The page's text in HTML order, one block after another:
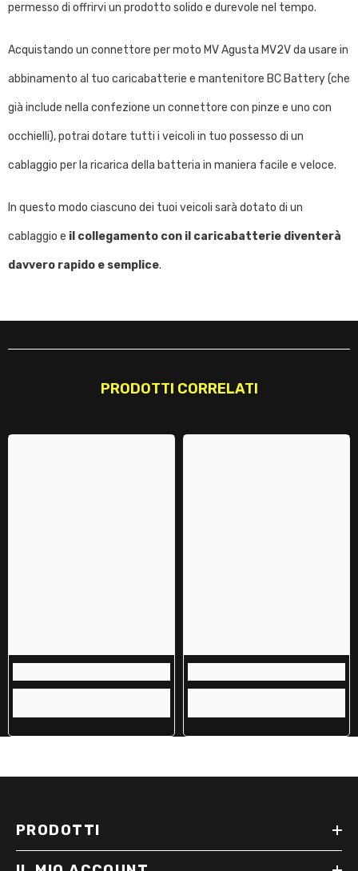
permesso di offrirvi un prodotto solido e durevole nel tempo.
Acquistando un connettore per moto MV Agusta MV2V da usare in
abbinamento al tuo caricabatterie e mantenitore BC Battery (che
già include nella confezione un connettore con pinze e uno con
occhielli), potrai dotare tutti i veicoli in tuo possesso di un
cablaggio per la ricarica della batteria in maniera facile e veloce.
In questo modo ciascuno dei tuoi veicoli sarà dotato di un
cablaggio e il collegamento con il caricabatterie diventerà
davvero rapido e semplice.
PRODOTTI CORRELATI
PRODOTTI